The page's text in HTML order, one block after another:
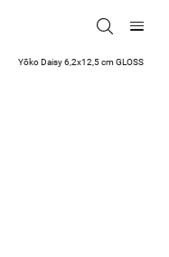
Yōko Daisy 6,2x12,5 cm GLOSS